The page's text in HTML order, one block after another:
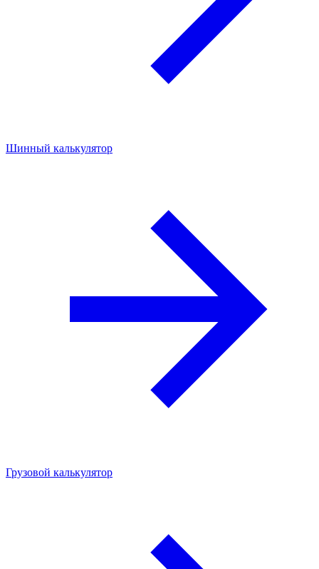
Шинный калькулятор
Грузовой калькулятор